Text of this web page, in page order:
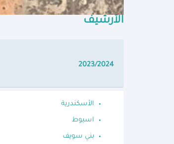
الأرشيف
2023/2024
الأسكندرية
اسيوط
بني سويف